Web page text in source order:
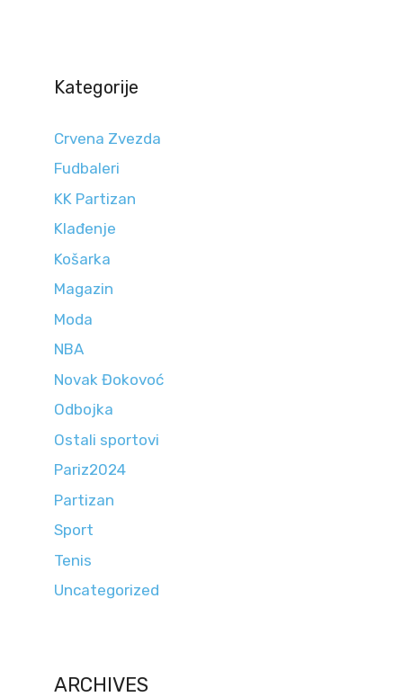
Kategorije
Crvena Zvezda
Fudbaleri
KK Partizan
Klađenje
Košarka
Magazin
Moda
NBA
Novak Đokovoć
Odbojka
Ostali sportovi
Pariz2024
Partizan
Sport
Tenis
Uncategorized
ARCHIVES